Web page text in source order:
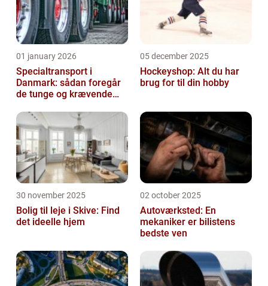
01 january 2026
Specialtransport i
Danmark: sådan foregår
de tunge og krævende
05 december 2025
Hockeyshop: Alt du har
brug for til din hobby
30 november 2025
Bolig til leje i Skive: Find
det ideelle hjem
02 october 2025
Autoværksted: En
mekaniker er bilistens
bedste ven